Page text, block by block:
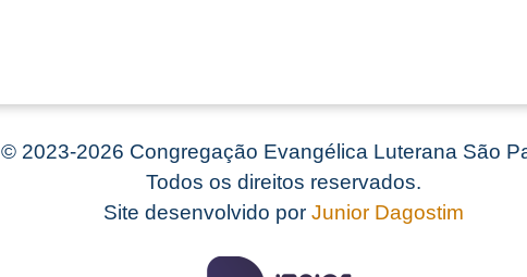
©2023-2026 Congregação Evangélica Luterana São
Todos os direitos reservados.
Site desenvolvido por Junior Dagostim